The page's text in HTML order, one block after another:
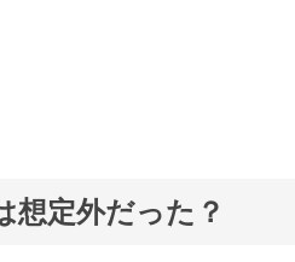
想定外だった？